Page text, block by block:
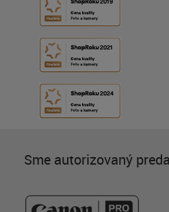
Sme autorizovaný